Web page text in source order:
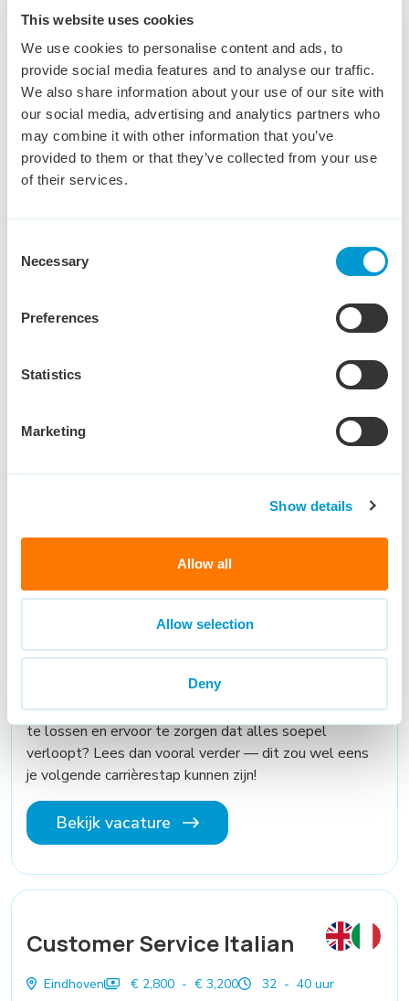
This website uses cookies
We use cookies to personalise content and ads, to
provide social media features and to analyse our traffic.
We also share information about your use of our site with
our social media, advertising and analytics partners who
may combine it with other information that you’ve
provided to them or that they’ve collected from your use
of their services.
Selection
Necessary
Preferences
Statistics
Marketing
Show details
Allow all
Allow selection
Deny
medewerker
Tilburg € 3,000 - € 4,000 36 - 40 uur
Wil jij een sleutelrol vervullen in het soepel laten
verlopen van logistieke en commerciële processen
binnen een groeiend productiebedrijf van
dierenvoeding?
Bekijk vacature
Tijdelijk
Ben jij iemand die (tijdelijk) energie krijgt van structuur
ondersteunen waar nodig?
Bekijk vacature
Nederlands en Engels
Ben je klaar om het aanspreekpunt te worden voor
Vind je het leuk om mensen te helpen, problemen op
te lossen en ervoor te zorgen dat alles soepel
verloopt? Lees dan vooral verder — dit zou wel eens
je volgende carrièrestap kunnen zijn!
Bekijk vacature
Customer Service Italian
Eindhoven € 2,800 - € 3,200 32 - 40 uur